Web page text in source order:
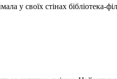
у своїх стінах бібліотека-